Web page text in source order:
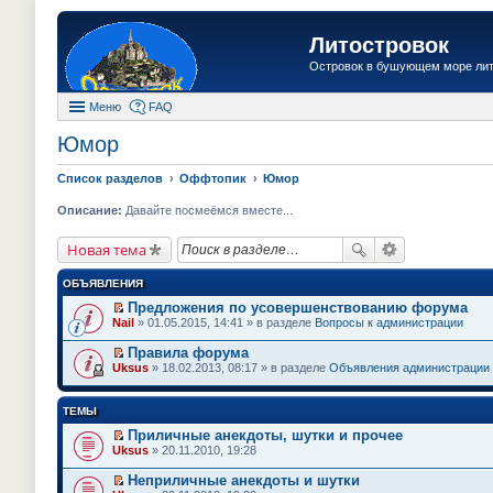
Литостровок
Островок в бушующем море
Меню FAQ
Юмор
Список разделов Оффтопик Юмор
Описание: Давайте посмеёмся вместе...
Новая тема
ОБЪЯВЛЕНИЯ
П
р
е
й
т
и
п
е
р
о
м
Предложения по усовершенствованию форума
Nail » 01.05.2015, 14:41 » в разделе Вопросы к администрации
П
р
т
и
к
п
е
Правила форума
Uksus » 18.02.2013, 08:17 » в разделе Объявления администрации
ТЕМЫ
П
р
е
Приличные анекдоты, шутки и прочее
Uksus » 20.11.2010, 19:28
Неприличные анекдоты и шутки